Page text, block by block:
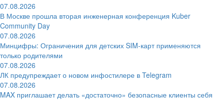
07.08.2026
В Москве прошла вторая инженерная конференция Kuber
Community Day
07.08.2026
Минцифры: Ограничения для детских SIM-карт применяются
только родителями
07.08.2026
ЛК предупреждает о новом инфостилере в Telegram
07.08.2026
MAX приглашает делать «достаточно» безопасные клиенты себя